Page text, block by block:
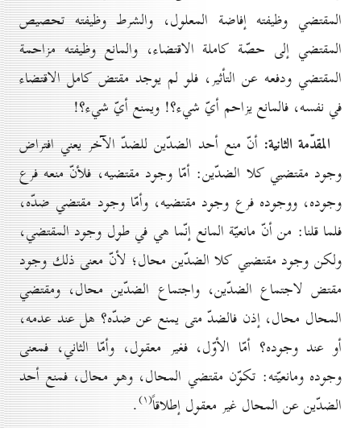
المقتضي وظيفته إفاضة المعلول، والشرط وظيفته تحصيص
المقتضي إلى حصّة كاملة الاقتضاء، والمانع وظيفته مزاحمة
المقتضي ودفعه عن التأثير، فلو لم يوجد مقتض كامل الاقتضاء
في نفسه، فالمانع يزاحم أيّ شيء؟! ويمنع أيّ شيء؟!
المقدّمة الثانية: أنّ منع أحد الضدّين للضدّ الآخر يعني افتراض
وجود مقتضيي كلا الضدّين: أمّا وجود مقتضيه، فلأنّ منعه فرع
وجوده، ووجوده فرع وجود مقتضيه، وأمّا وجود مقتضي ضدّه،
فلما قلنا: من أنّ مانعيّة المانع إنّما هي في طول وجود المقتضي،
ولكن وجود مقتضيي كلا الضدّين محال؛ لأنّ معنى ذلك وجود
مقتض لاجتماع الضدّين، واجتماع الضدّين محال، ومقتضي
المحال محال، إذن فالضدّ متى يمنع عن ضدّه؟ هل عند عدمه،
أو عند وجوده؟ أمّا الأوّل، فغير معقول، وأمّا الثاني، فمعنى
وجوده ومانعيّته: تكوّن مقتضي المحال، وهو محال، فمنع أحد
الضدّين عن المحال غير معقول إطلاقاً(۱) .